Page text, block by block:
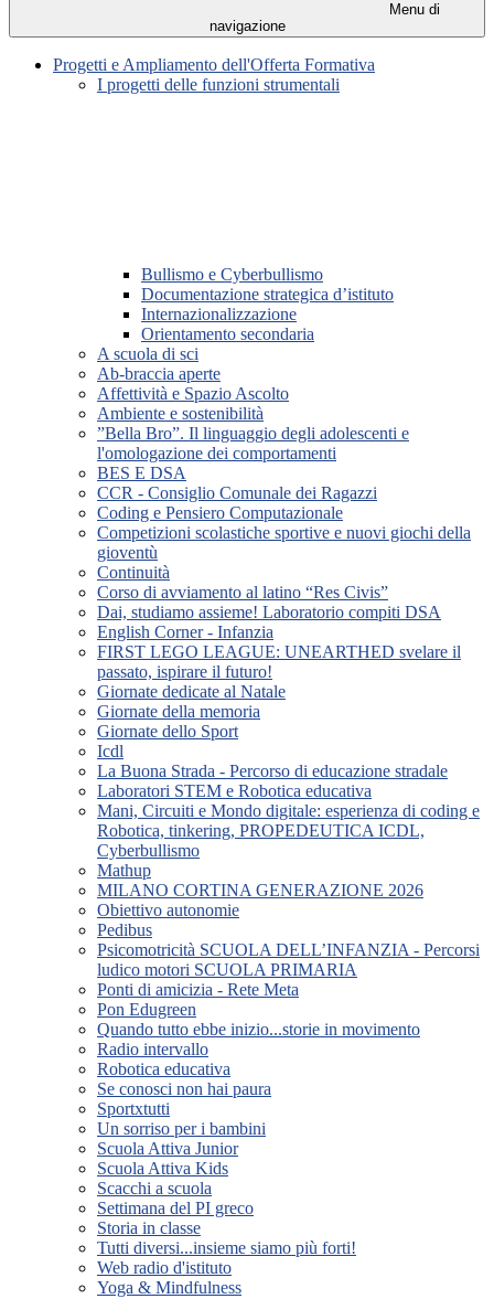
Menu di
navigazione
Progetti e Ampliamento dell'Offerta Formativa
I progetti delle funzioni strumentali
Bullismo e Cyberbullismo
Documentazione strategica d’istituto
Internazionalizzazione
Orientamento secondaria
A scuola di sci
Ab-braccia aperte
Affettività e Spazio Ascolto
Ambiente e sostenibilità
”Bella Bro”. Il linguaggio degli adolescenti e
l'omologazione dei comportamenti
BES E DSA
CCR - Consiglio Comunale dei Ragazzi
Coding e Pensiero Computazionale
Competizioni scolastiche sportive e nuovi giochi della
gioventù
Continuità
Corso di avviamento al latino “Res Civis”
Dai, studiamo assieme! Laboratorio compiti DSA
English Corner - Infanzia
FIRST LEGO LEAGUE: UNEARTHED svelare il
passato, ispirare il futuro!
Giornate dedicate al Natale
Giornate della memoria
Giornate dello Sport
Icdl
La Buona Strada - Percorso di educazione stradale
Laboratori STEM e Robotica educativa
Mani, Circuiti e Mondo digitale: esperienza di coding e
Robotica, tinkering, PROPEDEUTICA ICDL,
Cyberbullismo
Mathup
MILANO CORTINA GENERAZIONE 2026
Obiettivo autonomie
Pedibus
Psicomotricità SCUOLA DELL’INFANZIA - Percorsi
ludico motori SCUOLA PRIMARIA
Ponti di amicizia - Rete Meta
Pon Edugreen
Quando tutto ebbe inizio...storie in movimento
Radio intervallo
Robotica educativa
Se conosci non hai paura
Sportxtutti
Un sorriso per i bambini
Scuola Attiva Junior
Scuola Attiva Kids
Scacchi a scuola
Settimana del PI greco
Storia in classe
Tutti diversi...insieme siamo più forti!
Web radio d'istituto
Yoga & Mindfulness